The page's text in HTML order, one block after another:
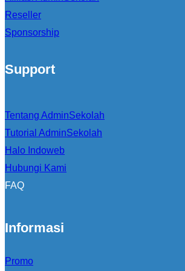
Reseller
Sponsorship
Support
Tentang AdminSekolah
Tutorial AdminSekolah
Halo Indoweb
Hubungi Kami
FAQ
Informasi
Promo